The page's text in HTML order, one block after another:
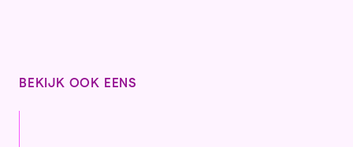
BEKIJK OOK EENS